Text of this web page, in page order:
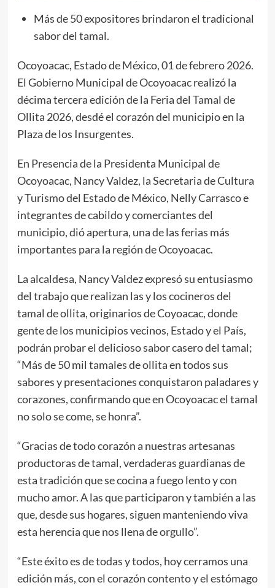
Más de 50 expositores brindaron el tradicional
sabor del tamal.
Ocoyoacac, Estado de México, 01 de febrero 2026.
El Gobierno Municipal de Ocoyoacac realizó la
décima tercera edición de la Feria del Tamal de
Ollita 2026, desdé el corazón del municipio en la
Plaza de los Insurgentes.
En Presencia de la Presidenta Municipal de
Ocoyoacac, Nancy Valdez, la Secretaria de Cultura
y Turismo del Estado de México, Nelly Carrasco e
integrantes de cabildo y comerciantes del
municipio, dió apertura, una de las ferias más
importantes para la región de Ocoyoacac.
La alcaldesa, Nancy Valdez expresó su entusiasmo
del trabajo que realizan las y los cocineros del
tamal de ollita, originarios de Coyoacac, donde
gente de los municipios vecinos, Estado y el País,
podrán probar el delicioso sabor casero del tamal;
“Más de 50 mil tamales de ollita en todos sus
sabores y presentaciones conquistaron paladares y
corazones, confirmando que en Ocoyoacac el tamal
no solo se come, se honra”.
“Gracias de todo corazón a nuestras artesanas
productoras de tamal, verdaderas guardianas de
esta tradición que se cocina a fuego lento y con
mucho amor. A las que participaron y también a las
que, desde sus hogares, siguen manteniendo viva
esta herencia que nos llena de orgullo”.
“Este éxito es de todas y todos, hoy cerramos una
edición más, con el corazón contento y el estómago